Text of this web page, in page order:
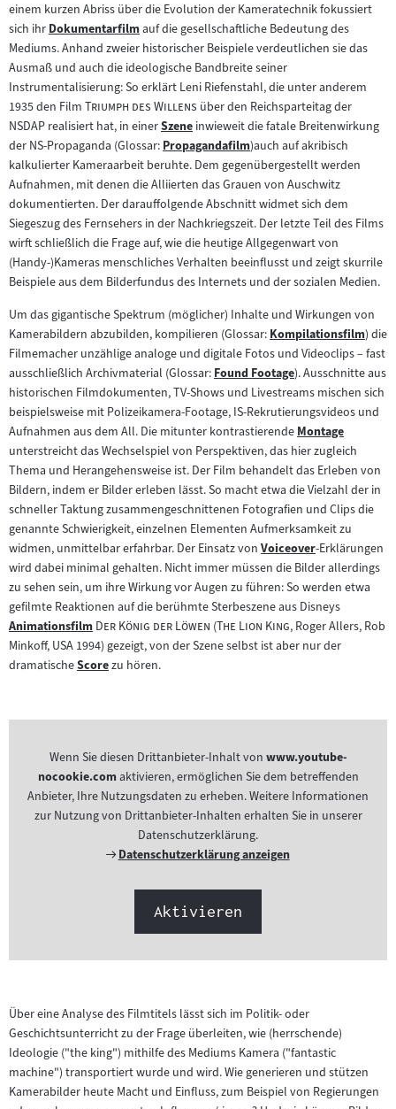
einem kurzen Abriss über die Evolution der Kameratechnik fokussiert
sich ihrZum
Inhalt:
Dokumentarfilmauf die gesellschaftliche Bedeutung des
Mediums. Anhand zweier historischer Beispiele verdeutlichen sie das
Ausmaß und auch die ideologische Bandbreite seiner
Instrumentalisierung: So erklärt Leni Riefenstahl, die unter anderem
1935 den Film "
Triumph des Willens "über den Reichsparteitag der
NSDAP realisiert hat, in einerZum
Inhalt:
Szene inwieweit die fatale Breitenwirkung
der NS-Propaganda (Glossar:Zum
Inhalt:
Propagandafilm)auch auf akribisch
kalkulierter Kameraarbeit beruhte. Dem gegenübergestellt werden
Aufnahmen, mit denen die Alliierten das Grauen von Auschwitz
dokumentierten. Der darauffolgende Abschnitt widmet sich dem
Siegeszug des Fernsehers in der Nachkriegszeit. Der letzte Teil des Films
wirft schließlich die Frage auf, wie die heutige Allgegenwart von
(Handy-)Kameras menschliches Verhalten beeinflusst und zeigt skurrile
Beispiele aus dem Bilderfundus des Internets und der sozialen Medien.
Um das gigantische Spektrum (möglicher) Inhalte und Wirkungen von
Kamerabildern abzubilden, kompilieren (Glossar:Zum
Inhalt:
Kompilationsfilm) die
Filmemacher unzählige analoge und digitale Fotos und Videoclips – fast
ausschließlich Archivmaterial (Glossar:Zum
Inhalt:
Found Footage). Ausschnitte aus
historischen Filmdokumenten, TV-Shows und Livestreams mischen sich
beispielsweise mit Polizeikamera-Footage, IS-Rekrutierungsvideos und
Aufnahmen aus dem All. Die mitunter kontrastierendeZum
Inhalt:
Montage
unterstreicht das Wechselspiel von Perspektiven, das hier zugleich
Thema und Herangehensweise ist. Der Film behandelt das Erleben von
Bildern, indem er Bilder erleben lässt. So macht etwa die Vielzahl der in
schneller Taktung zusammengeschnittenen Fotografien und Clips die
genannte Schwierigkeit, einzelnen Elementen Aufmerksamkeit zu
widmen, unmittelbar erfahrbar. Der Einsatz von Zum
Inhalt:
Voiceover-Erklärungen
wird dabei minimal gehalten. Nicht immer müssen die Bilder allerdings
zu sehen sein, um ihre Wirkung vor Augen zu führen: So werden etwa
gefilmte Reaktionen auf die berühmte Sterbeszene aus Disneys
Zum
Inhalt:
Animationsfilm "Der König der Löwen "("The Lion King", Roger Allers, Rob
Minkoff, USA 1994) gezeigt, von der Szene selbst ist aber nur der
dramatischeZum
Scorezu hören.
Wenn Sie diesen Drittanbieter-Inhalt von www.youtube-
nocookie.comaktivieren, ermöglichen Sie dem betreffenden
Anbieter, Ihre Nutzungsdaten zu erheben. Weitere Informationen
zur Nutzung von Drittanbieter-Inhalten erhalten Sie in unserer
Datenschutzerklärung.
Externer
Datenschutzerklärung anzeigen
Aktivieren
Über eine Analyse des Filmtitels lässt sich im Politik- oder
Geschichtsunterricht zu der Frage überleiten, wie (herrschende)
Ideologie ("the king") mithilfe des Mediums Kamera ("fantastic
machine") transportiert wurde und wird. Wie generieren und stützen
Kamerabilder heute Macht und Einfluss, zum Beispiel von Regierungen